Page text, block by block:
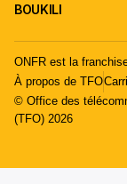
BOUKILI
ONFR est la
À propos de TFO
© Office des
(TFO) 2026